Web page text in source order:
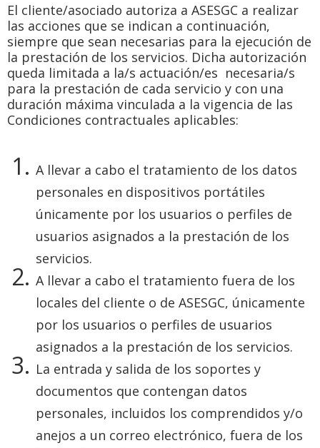
El cliente/asociado autoriza a ASESGC a realizar
las acciones que se indican a continuación,
siempre que sean necesarias para la ejecución de
la prestación de los servicios. Dicha autorización
queda limitada a la/s actuación/es necesaria/s
para la prestación de cada servicio y con una
duración máxima vinculada a la vigencia de las
Condiciones contractuales aplicables:
A llevar a cabo el tratamiento de los datos
personales en dispositivos portátiles
únicamente por los usuarios o perfiles de
usuarios asignados a la prestación de los
servicios.
A llevar a cabo el tratamiento fuera de los
locales del cliente o de ASESGC, únicamente
por los usuarios o perfiles de usuarios
asignados a la prestación de los servicios.
La entrada y salida de los soportes y
documentos que contengan datos
personales, incluidos los comprendidos y/o
anejos a un correo electrónico, fuera de los